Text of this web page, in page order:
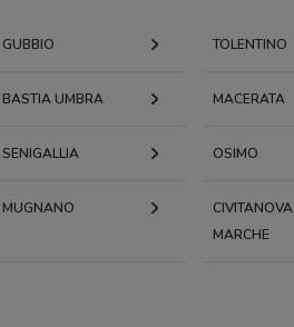
GUBBIO TOLENTINO
BASTIA UMBRA MACERATA
SENIGALLIA OSIMO
MUGNANO
CIVITANOVA
MARCHE